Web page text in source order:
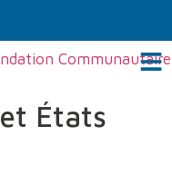
États